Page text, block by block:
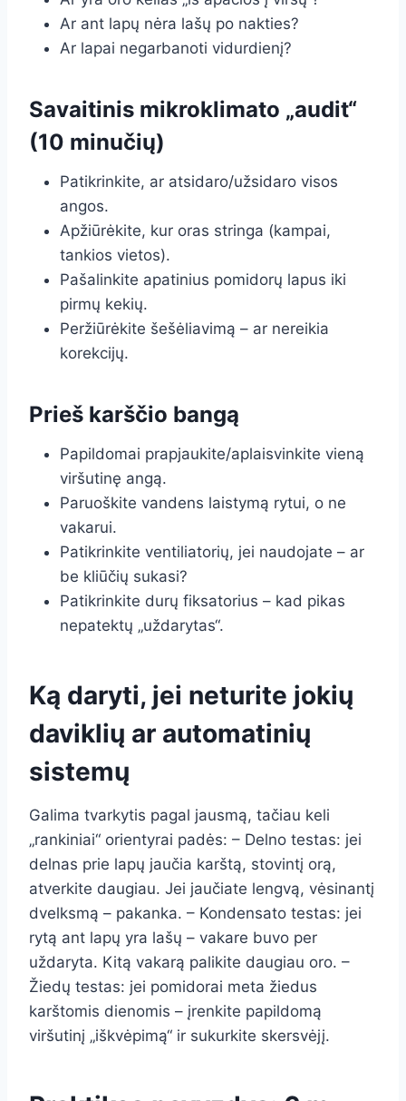
Ar ant lapų nėra lašų po nakties?
Ar lapai negarbanoti vidurdienį?
Savaitinis mikroklimato „audit“
(10 minučių)
Patikrinkite, ar atsidaro/užsidaro visos
angos.
Apžiūrėkite, kur oras stringa (kampai,
tankios vietos).
Pašalinkite apatinius pomidorų lapus iki
pirmų kekių.
Peržiūrėkite šešėliavimą – ar nereikia
korekcijų.
Prieš karščio bangą
Papildomai prapjaukite/aplaisvinkite vieną
viršutinę angą.
Paruoškite vandens laistymą rytui, o ne
vakarui.
Patikrinkite ventiliatorių, jei naudojate – ar
be kliūčių sukasi?
Patikrinkite durų fiksatorius – kad pikas
nepatektų „uždarytas“.
Ką daryti, jei neturite jokių
daviklių ar automatinių
sistemų
Galima tvarkytis pagal jausmą, tačiau keli
„rankiniai“ orientyrai padės: – Delno testas: jei
delnas prie lapų jaučia karštą, stovintį orą,
atverkite daugiau. Jei jaučiate lengvą, vėsinantį
dvelksmą – pakanka. – Kondensato testas: jei
rytą ant lapų yra lašų – vakare buvo per
uždaryta. Kitą vakarą palikite daugiau oro. –
Žiedų testas: jei pomidorai meta žiedus
karštomis dienomis – įrenkite papildomą
viršutinį „iškvėpimą“ ir sukurkite skersvėjį.